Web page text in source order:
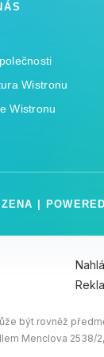
Wistronu
Wistronu
|
být rovněž
Menclova